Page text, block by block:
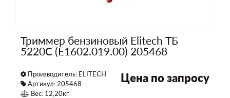
Триммер бензиновый Elitech ТБ
5220С (E1602.019.00) 205468
Производитель: ELITECH
Артикул: 205468
Вес: 12,20кг
Цена по запросу